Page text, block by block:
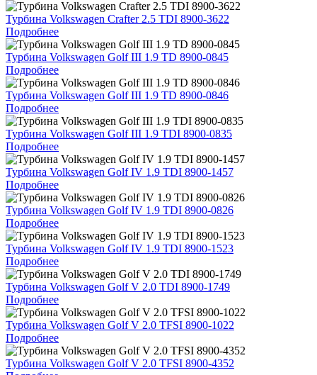
Турбина Volkswagen Crafter 2.5 TDI 8900-3622
Подробнее
Турбина Volkswagen Golf III 1.9 TD 8900-0845
Подробнее
Турбина Volkswagen Golf III 1.9 TD 8900-0846
Подробнее
Турбина Volkswagen Golf III 1.9 TDI 8900-0835
Подробнее
Турбина Volkswagen Golf IV 1.9 TDI 8900-1457
Подробнее
Турбина Volkswagen Golf IV 1.9 TDI 8900-0826
Подробнее
Турбина Volkswagen Golf IV 1.9 TDI 8900-1523
Подробнее
Турбина Volkswagen Golf V 2.0 TDI 8900-1749
Подробнее
Турбина Volkswagen Golf V 2.0 TFSI 8900-1022
Подробнее
Турбина Volkswagen Golf V 2.0 TFSI 8900-4352